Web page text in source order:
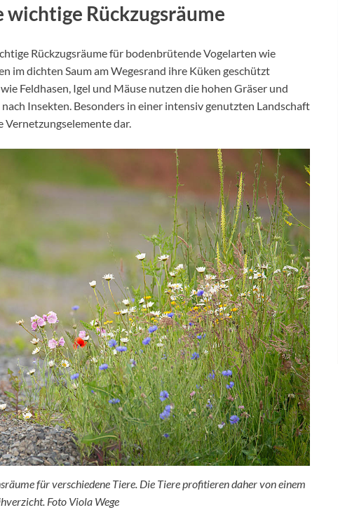
wichtige Rückzugsräume
Rückzugsräume für bodenbrütende Vogelarten wie
im dichten Saum am Wegesrand ihre Küken geschützt
Feldhasen, Igel und Mäuse nutzen die hohen Gräser und
Insekten. Besonders in einer intensiv genutzten Landschaft
dar.
für verschiedene Tiere. Die Tiere profitieren daher von einem
Foto Viola Wege